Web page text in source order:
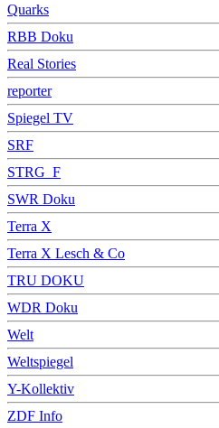
Quarks
RBB Doku
Real Stories
reporter
Spiegel TV
SRF
STRG_F
SWR Doku
Terra X
Terra X Lesch & Co
TRU DOKU
WDR Doku
Welt
Weltspiegel
Y-Kollektiv
ZDF Info